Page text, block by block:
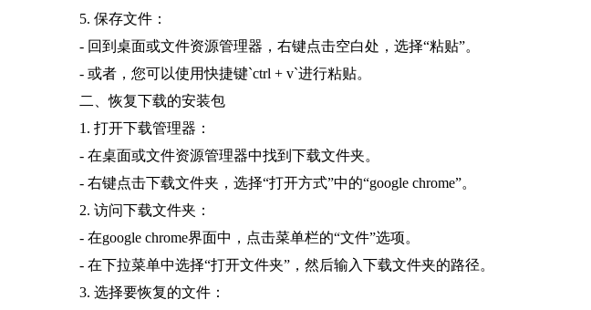
5. 保存文件：
- 回到桌面或文件资源管理器，右键点击空白处，选择“粘贴”。
- 或者，您可以使用快捷键`ctrl + v`进行粘贴。
二、恢复下载的安装包
1. 打开下载管理器：
- 在桌面或文件资源管理器中找到下载文件夹。
- 右键点击下载文件夹，选择“打开方式”中的“google chrome”。
2. 访问下载文件夹：
- 在google chrome界面中，点击菜单栏的“文件”选项。
- 在下拉菜单中选择“打开文件夹”，然后输入下载文件夹的路径。
3. 选择要恢复的文件：